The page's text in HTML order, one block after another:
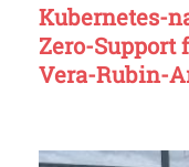
Kubernetes-
Zero-Support
Vera-Rubin-